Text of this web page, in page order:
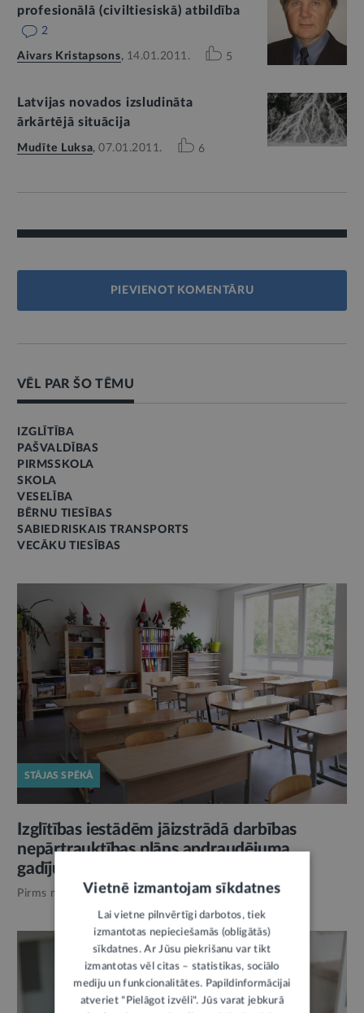
profesionālā (civiltiesiskā) atbildība
2
Aivars Kristapsons, 14.01.2011. 5
Latvijas novados izsludināta
ārkārtējā situācija
Mudīte Luksa,07.01.2011. 6
PIEVIENOT KOMENTĀRU
VĒL PAR ŠO TĒMU
IZGLĪTĪBA
PAŠVALDĪBAS
PIRMSSKOLA
SKOLA
VESELĪBA
BĒRNU TIESĪBAS
SABIEDRISKAIS TRANSPORTS
VECĀKU TIESĪBAS
STĀJAS SPĒKĀ
Izglītības iestādēm jāizstrādā darbības
nepārtrauktības plāns apdraudējuma
gadījumam
Pirms nedēļas, Izglītība
Vietnē izmantojam sīkdatnes
Lai vietne pilnvērtīgi darbotos, tiek
izmantotas nepieciešamās (obligātās)
sīkdatnes. Ar Jūsu piekrišanu var tikt
izmantotas vēl citas – statistikas, sociālo
mediju un funkcionalitātes. Papildinformācijai
atveriet "Pielāgot izvēli". Jūs varat jebkurā